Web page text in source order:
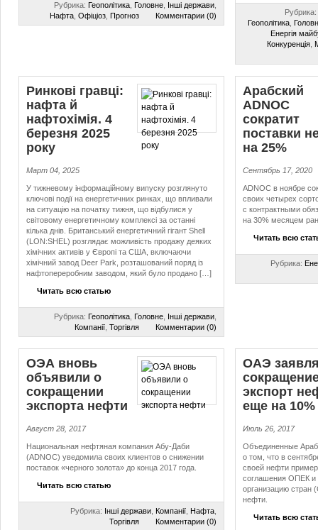
Рубрика: Геополітика Головне Інші держави
Нафта Офіціоз Прогноз Комментарии (0)
Рубрика:
Геополітика
Енергія
Конкуренція
Ринкові гравці:
нафта й
нафтохімія. 4
березня 2025
року
Март 04, 2025
У тижневому інформаційному випуску розглянуто
ключові події на енергетичних ринках, що впливали
на ситуацію на початку тижня, що відбулися у
світовому енергетичному комплексі за останні
кілька днів. Британський енергетичний гігант Shell
(LON:SHEL) розглядає можливість продажу деяких
хімічних активів у Європі та США, включаючи
хімічний завод Deer Park, розташований поряд із
нафтопереробним заводом, який було продано […]
Читать всю статью
Рубрика: Геополітика Головне Інші держави
Компанії Торгівля Комментарии (0)
Арабский
ADNOC
сократит
поставки
на 25%
Сентябрь 17, 2020
ADNOC в ноябре
своих четырех
с контрактными
на 30% месяцем
Читать всю
Рубрика:
ОЭА вновь
объявили о
сокращении
экспорта нефти
Август 28, 2017
Национальная нефтяная компания Абу-Даби
(ADNOC) уведомила своих клиентов о снижении
поставок «черного золота» до конца 2017 года.
Читать всю статью
Рубрика: Інші держави Компанії Нафта
Торгівля
Комментарии (0)
ОАЭ
экспорт
еще на 10%
Июль 26, 2017
Объединенные
о том, что в
своей нефти
соглашения ОПЕК и
организацию
нефти.
Читать всю